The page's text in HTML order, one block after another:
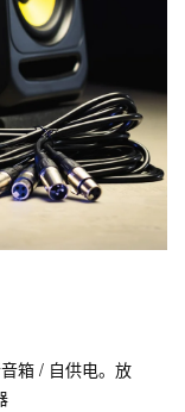
箱 / 自供电。放